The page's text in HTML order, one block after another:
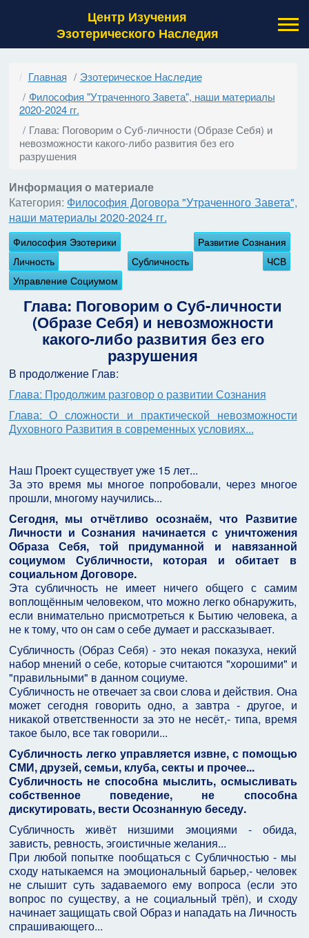
Центр Изучения
Эзотерического Наследия
Главная
Эзотерическое Наследие
Философия "Утраченного Завета", наши материалы
2020-2024 гг.
Глава: Поговорим о Суб-личности (Образе Себя) и
невозможности какого-либо развития без его
разрушения
Информация о материале
Категория: Философия Договора "Утраченного Завета",
наши материалы 2020-2024 гг.
Философия Эзотерики
Развитие Сознания
Личность
Субличность
ЧСВ
Управление Социумом
Глава: Поговорим о Суб-личности
(Образе Себя) и невозможности
какого-либо развития без его
разрушения
В продолжение Глав:
Глава: Продолжим разговор о развитии Сознания
Глава: О сложности и практической невозможности
Духовного Развития в современных условиях...
Наш Проект существует уже 15 лет...
За это время мы многое попробовали, через многое
прошли, многому научились...
Сегодня, мы отчётливо осознаём, что Развитие
Личности и Сознания начинается с уничтожения
Образа Себя, той придуманной и навязанной
социумом Субличности, которая и обитает в
социальном Договоре.
Эта субличность не имеет ничего общего с самим
воплощённым человеком, что можно легко обнаружить,
если внимательно присмотреться к Бытию человека, а
не к тому, что он сам о себе думает и рассказывает.
Субличность (Образ Себя) - это некая показуха, некий
набор мнений о себе, которые считаются "хорошими" и
"правильными" в данном социуме.
Субличность не отвечает за свои слова и действия. Она
может сегодня говорить одно, а завтра - другое, и
никакой ответственности за это не несёт,- типа, время
такое было, все так говорили...
Субличность легко управляется извне, с помощью
СМИ, друзей, семьи, клуба, секты и прочее...
Субличность не способна мыслить, осмысливать
собственное поведение, не способна
дискутировать, вести Осознанную беседу.
Субличность живёт низшими эмоциями - обида,
зависть, ревность, эгоистичные желания...
При любой попытке пообщаться с Субличностью - мы
сходу натыкаемся на эмоциональный барьер,- человек
не слышит суть задаваемого ему вопроса (если это
вопрос по существу, а не социальный трёп), и сходу
начинает защищать свой Образ и нападать на Личность
спрашивающего...